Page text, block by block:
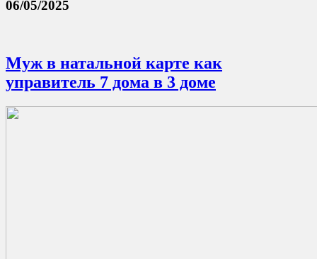
06/05/2025
Муж в натальной карте как
управитель 7 дома в 3 доме